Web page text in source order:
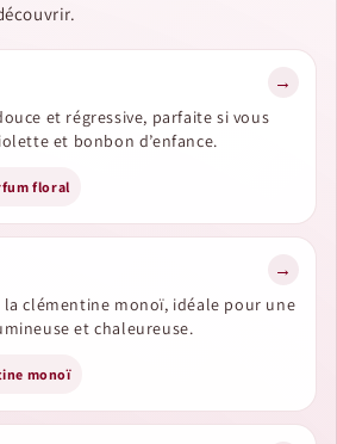
→
et régressive, parfaite si vous
et bonbon d’enfance.
floral
→
la clémentine monoï, idéale pour une
et chaleureuse.
monoï